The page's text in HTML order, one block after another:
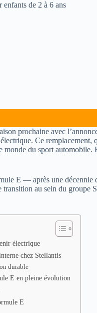
de 2 à 6 ans
prochaine avec
Ce
du sport
E — après une
au sein du
électrique
chez Stellantis
durable
E en pleine évolution
E